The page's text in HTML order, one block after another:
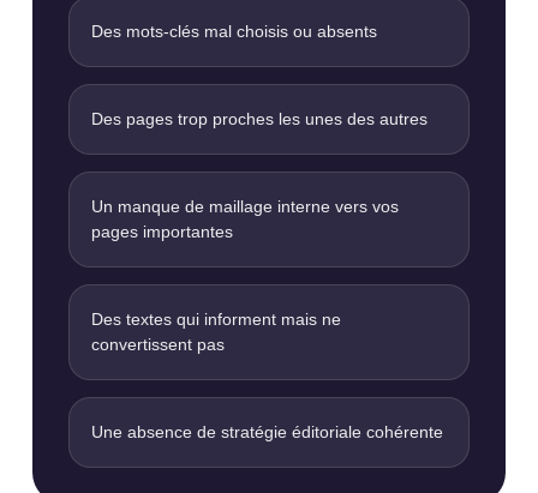
Des mots-clés mal choisis ou absents
Des pages trop proches les unes des autres
Un manque de maillage interne vers vos
pages importantes
Des textes qui informent mais ne
convertissent pas
Une absence de stratégie éditoriale cohérente